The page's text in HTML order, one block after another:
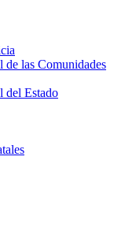
las Comunidades
del Estado